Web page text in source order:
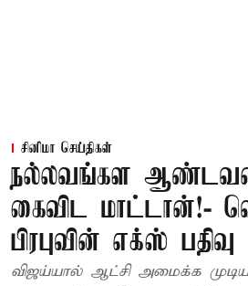
சினிமா செய்திகள்
நல்லவங்கள ஆண்டவன்
கைவிட மாட்டான்!-
பிரபுவின் எக்ஸ் பதிவு
விஜய்யால் ஆட்சி அமைக்க